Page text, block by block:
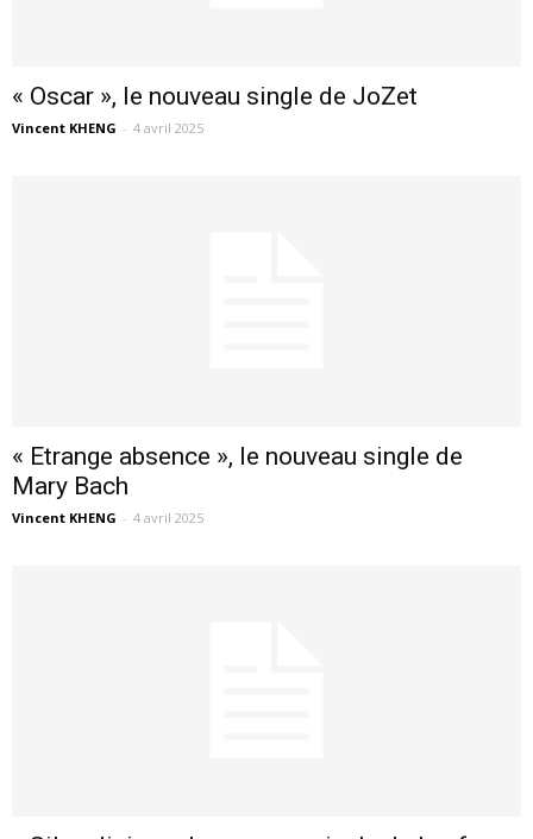
« Oscar », le nouveau single de JoZet
Vincent KHENG - 4 avril 2025
« Etrange absence », le nouveau single de
Mary Bach
Vincent KHENG - 4 avril 2025